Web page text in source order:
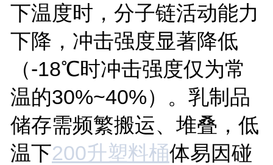
下温度时，分子链活动能力
下降，冲击强度显著降低
（-18℃时冲击强度仅为常
温的30%~40%）。乳制品
储存需频繁搬运、堆叠，低
温下200升塑料桶体易因碰